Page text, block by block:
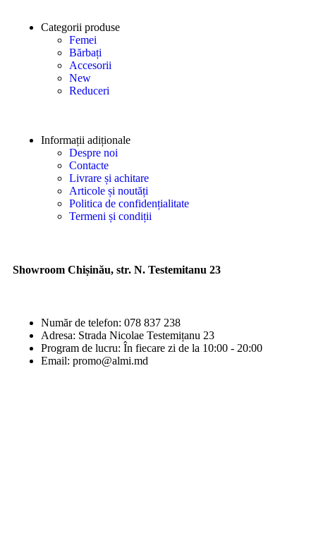
Categorii produse
Femei
Bărbați
Accesorii
New
Reduceri
Informații adiționale
Despre noi
Contacte
Livrare și achitare
Articole și noutăți
Politica de confidențialitate
Termeni și condiții
Showroom Chișinău, str. N. Testemitanu 23
Număr de telefon: 078 837 238
Adresa: Strada Nicolae Testemițanu 23
Program de lucru: În fiecare zi de la 10:00 - 20:00
Email: promo@almi.md